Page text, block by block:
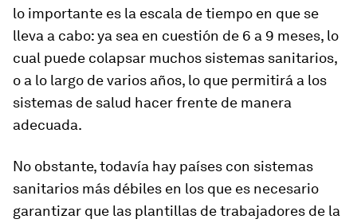
lo importante es la escala de tiempo en que se
lleva a cabo: ya sea en cuestión de 6 a 9 meses, lo
cual puede colapsar muchos sistemas sanitarios,
o a lo largo de varios años, lo que permitirá a los
sistemas de salud hacer frente de manera
adecuada.
No obstante, todavía hay países con sistemas
sanitarios más débiles en los que es necesario
garantizar que las plantillas de trabajadores de la